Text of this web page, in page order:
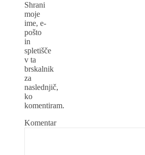
Shrani
moje
ime, e-
pošto
in
spletišče
v ta
brskalnik
za
naslednjič,
ko
komentiram.
Komentar